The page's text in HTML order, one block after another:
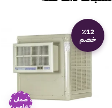
٪12
خصم
ضمان